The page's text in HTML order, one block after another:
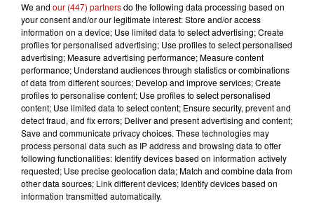
À LA UNE
DKL en direct du Casino Barrière
Blotzheim !
We and our (447) partnersdo the following data processing based on
your consent and/or our legitimate interest: Store and/or access
information on a device; Use limited data to select advertising; Create
profiles for personalised advertising; Use profiles to select personalised
advertising; Measure advertising performance; Measure content
performance; Understand audiences through statistics or combinations
of data from different sources; Develop and improve services; Create
profiles to personalise content; Use profiles to select personalised
content; Use limited data to select content; Ensure security, prevent and
detect fraud, and fix errors; Deliver and present advertising and content;
Save and communicate privacy choices. These technologies may
process personal data such as IP address and browsing data to offer
following functionalities: Identify devices based on information actively
requested; Use precise geolocation data; Match and combine data from
other data sources; Link different devices; Identify devices based on
information transmitted automatically.